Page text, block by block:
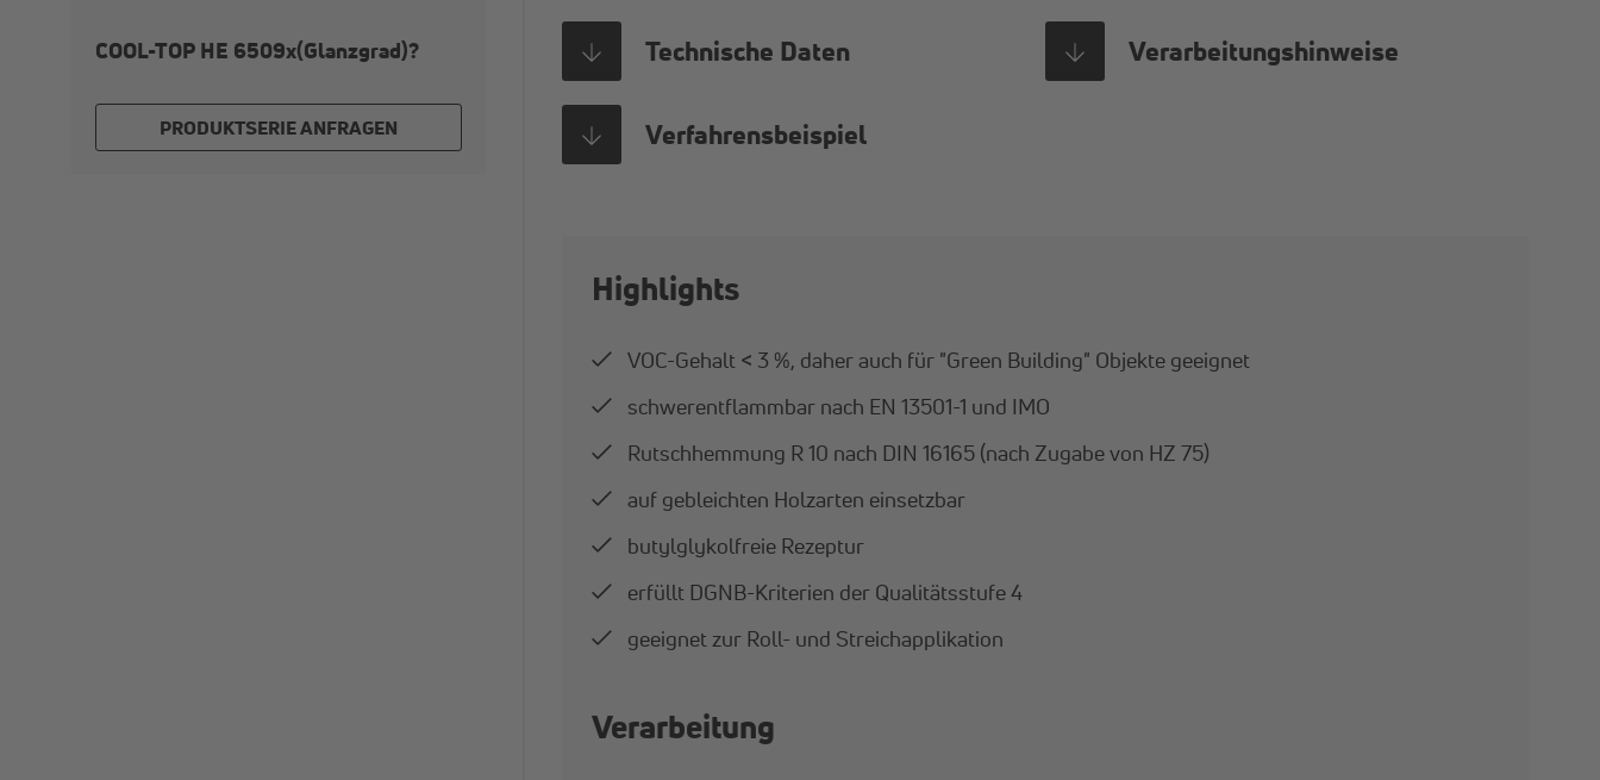
Tech­ni­sche Da­ten Ver­ar­bei­tungs­hin­wei­se
Ver­fah­rens­bei­spiel
Highlights
VOC-Gehalt < 3 %, daher auch für "Green Building" Objekte geeignet
schwerentflammbar nach EN 13501-1 und IMO
Rutschhemmung R 10 nach DIN 16165 (nach Zugabe von HZ 75)
auf gebleichten Holzarten einsetzbar
butylglykolfreie Rezeptur
erfüllt DGNB-Kriterien der Qualitätsstufe 4
geeignet zur Roll- und Streichapplikation
Verarbeitung
COOL-TOP HE 6509x(Glanzgrad)?
PRODUKTSERIE ANFRAGEN